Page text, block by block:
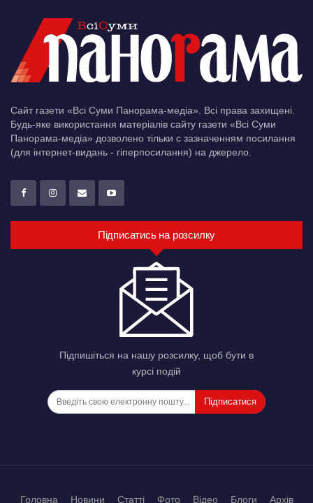
Сайт газети «Всі Суми Панорама-медіа». Всі права захищені.
Будь-яке використання матеріалів сайту газети «Всі Суми
Панорама-медіа» дозволено тільки c зазначенням посилання
(для інтернет-видань - гіперпосилання) на джерело.
Підписатись на розсилку
Підпишіться на нашу розсилку, щоб бути в
курсі подій
Підписатися
Головна Новини Статті Фото Відео Блоги Архів